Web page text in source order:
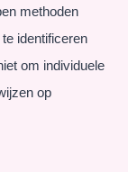
methoden
te identificeren
om individuele
op